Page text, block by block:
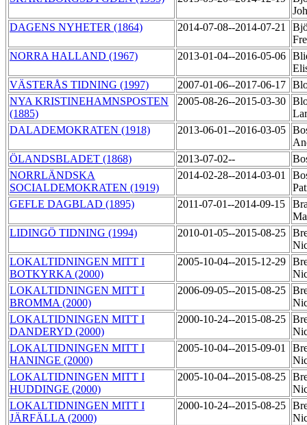
DAGENS NYHETER (1864)
2014-07-08--2014-07-21
NORRA HALLAND (1967)
2013-01-04--2016-05-06
VÄSTERÅS TIDNING (1997)
2007-01-06--2017-06-17
NYA KRISTINEHAMNSPOSTEN
(1885)
2005-08-26--2015-03-30
DALADEMOKRATEN (1918)
2013-06-01--2016-03-05
ÖLANDSBLADET (1868)
2013-07-02--
NORRLÄNDSKA
SOCIALDEMOKRATEN (1919)
2014-02-28--2014-03-01
GEFLE DAGBLAD (1895)
2011-07-01--2014-09-15
LIDINGÖ TIDNING (1994)
2010-01-05--2015-08-25
LOKALTIDNINGEN MITT I
BOTKYRKA (2000)
2005-10-04--2015-12-29
LOKALTIDNINGEN MITT I
BROMMA (2000)
2006-09-05--2015-08-25
LOKALTIDNINGEN MITT I
DANDERYD (2000)
2000-10-24--2015-08-25
LOKALTIDNINGEN MITT I
HANINGE (2000)
2005-10-04--2015-09-01
LOKALTIDNINGEN MITT I
HUDDINGE (2000)
2005-10-04--2015-08-25
LOKALTIDNINGEN MITT I
JÄRFÄLLA (2000)
2000-10-24--2015-08-25